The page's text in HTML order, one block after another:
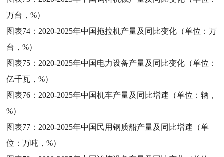
万台，%）
图表74： 2020-2025年中国拖拉机产量及同比变化（单位：万
台，%）
图表75： 2020-2025年中国电力设备产量及同比变化（单位：
亿千瓦，%）
图表76： 2020-2025年中国机车产量及同比增速（单位：辆，
%）
图表77： 2020-2025年中国民用钢质船产量及同比增速（单
位：万吨，%）